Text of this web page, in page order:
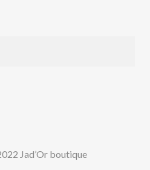
Jad’Or boutique